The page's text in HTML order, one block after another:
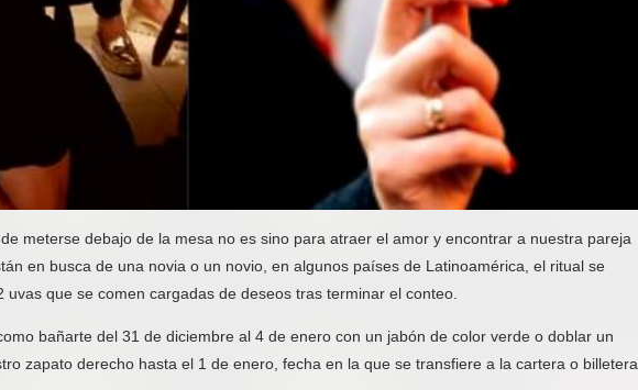
meterse debajo de la mesa no es sino para atraer el amor y encontrar a nuestra pareja
en busca de una novia o un novio, en algunos países de Latinoamérica, el ritual se
que se comen cargadas de deseos tras terminar el conteo.
bañarte del 31 de diciembre al 4 de enero con un jabón de color verde o doblar un
zapato derecho hasta el 1 de enero, fecha en la que se transfiere a la cartera o billetera.